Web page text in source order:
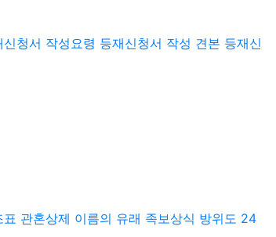
신청서 작성요령 등재신청서 작성 견본 등재신
표 관혼상제 이름의 유래 족보상식 방위도 24